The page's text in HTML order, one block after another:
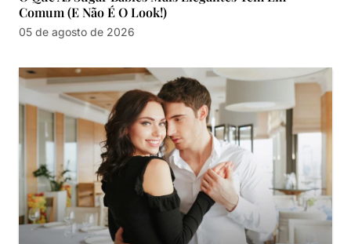
Comum (e Não É O Look!)
05 de agosto de 2026